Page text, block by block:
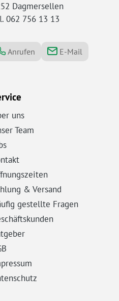
Dagmersellen
062 756 13 13
Anrufen E-Mail
uns
Team
& Versand
gestellte Fragen